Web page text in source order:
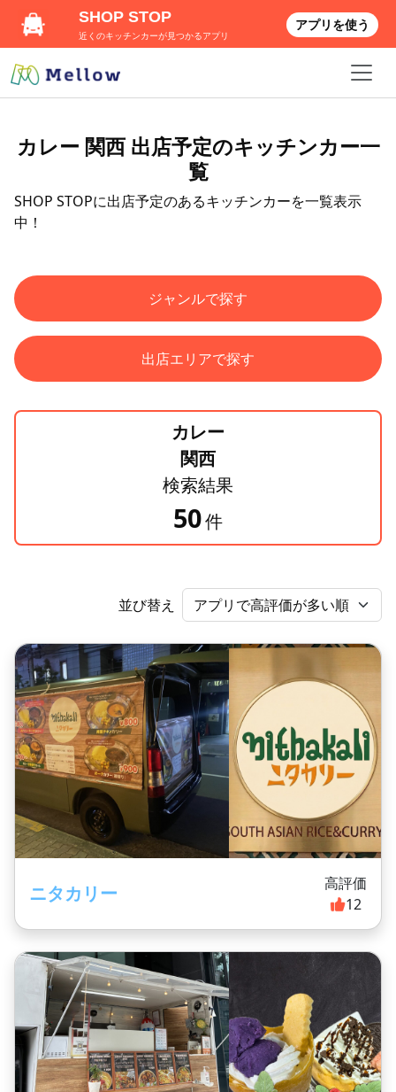
カレー 関西 出店予定のキッチンカー一
覧
SHOP STOPに出店予定のあるキッチンカーを一覧表示
中！
ジャンルで探す
出店エリアで探す
カレー
関西
検索結果
50件
並び替え
ニタカリー
高評価
12
SHOP STOP
近くのキッチンカーが見つかるアプリ
アプリを使う